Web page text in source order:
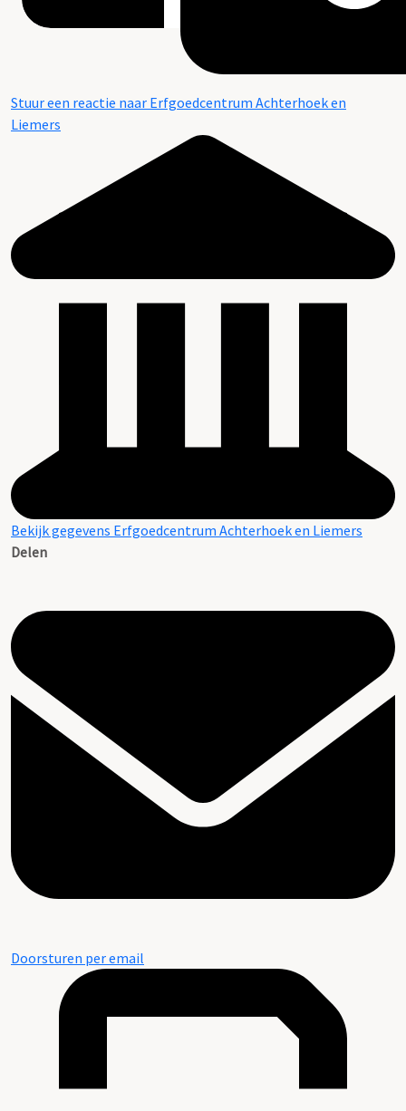
Stuur een reactie naar Erfgoedcentrum Achterhoek en
Liemers
Bekijk gegevens Erfgoedcentrum Achterhoek en Liemers
Delen
Doorsturen per email